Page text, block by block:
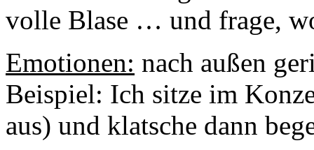
volle Blase … und frage,
Emotionen: nach außen
Beispiel: Ich sitze im
aus) und klatsche dann